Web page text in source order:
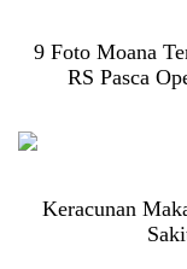
9 Foto Moana
RS Pasca
Keracunan